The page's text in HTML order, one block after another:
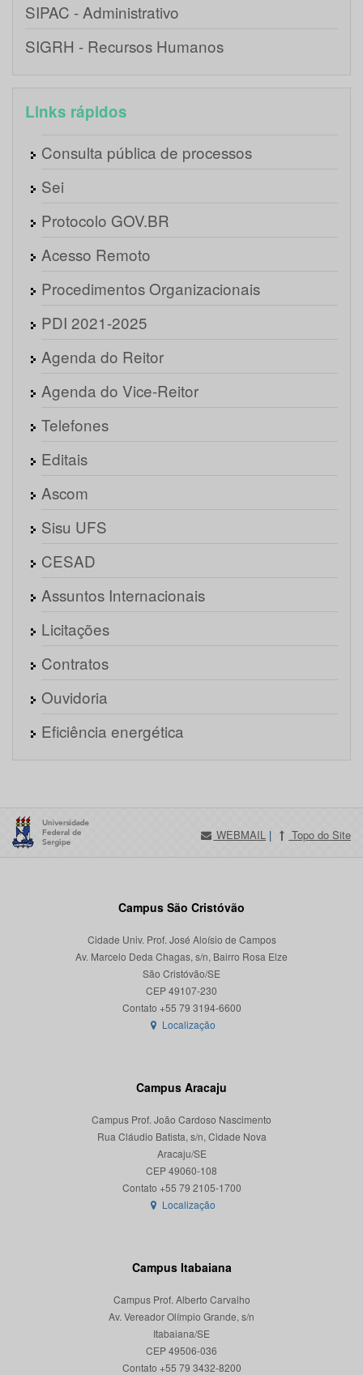
SIPAC - Administrativo
SIGRH - Recursos Humanos
Links rápidos
Consulta pública de processos
Sei
Protocolo GOV.BR
Acesso Remoto
Procedimentos Organizacionais
PDI 2021-2025
Agenda do Reitor
Agenda do Vice-Reitor
Telefones
Editais
Ascom
Sisu UFS
CESAD
Assuntos Internacionais
Licitações
Contratos
Ouvidoria
Eficiência energética
WEBMAIL | Topo do Site
Campus São Cristóvão
Cidade Univ. Prof. José Aloísio de Campos
Av. Marcelo Deda Chagas, s/n, Bairro Rosa Elze
São Cristóvão/SE
CEP 49107-230
Localização
Campus Aracaju
Campus Prof. João Cardoso Nascimento
Rua Cláudio Batista, s/n, Cidade Nova
Aracaju/SE
CEP 49060-108
Localização
Campus Itabaiana
Campus Prof. Alberto Carvalho
Av. Vereador Olímpio Grande, s/n
Itabaiana/SE
CEP 49506-036